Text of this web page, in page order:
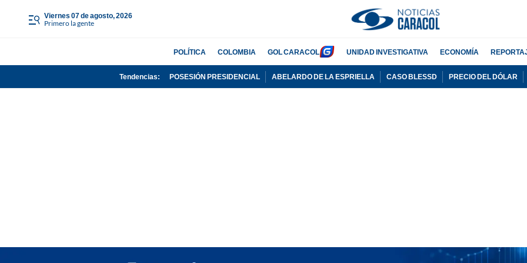
viernes 07 de agosto, 2026
Primero la gente
POLÍTICA COLOMBIA GOL CARACOL UNIDAD INVESTIGATIVA ECONOMÍA
Tendencias: POSESIÓN PRESIDENCIAL ABELARDO DE LA ESPRIELLA CASO BLESSD PRECIO DEL DÓLAR